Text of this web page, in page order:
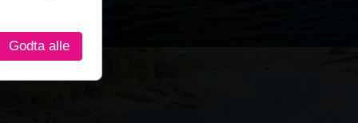
Godta alle